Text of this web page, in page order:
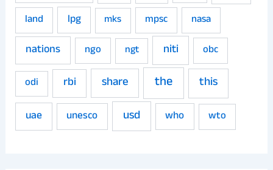
land lpg mks mpsc nasa
nations ngo ngt niti
obc
odi
rbi share the this
uae unesco usd who wto